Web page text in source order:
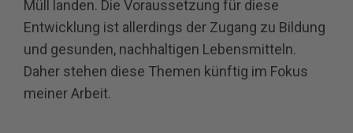
Müll landen. Die Voraussetzung für diese
Entwicklung ist allerdings der Zugang zu Bildung
und gesunden, nachhaltigen Lebensmitteln.
Daher stehen diese Themen künftig im Fokus
meiner Arbeit.